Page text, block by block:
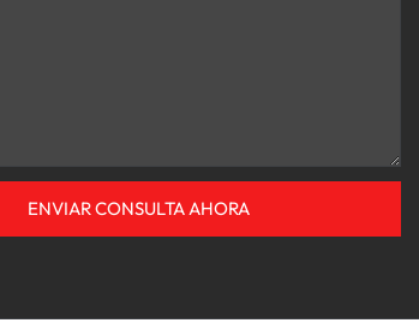
ENVIAR CONSULTA AHORA